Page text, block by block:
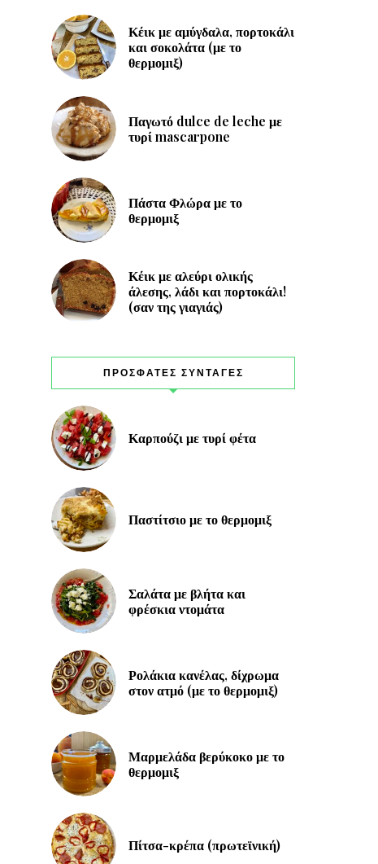
Κέικ με αμύγδαλα, πορτοκάλι
και σοκολάτα (με το
θερμομιξ)
Παγωτό dulce de leche με
τυρί mascarpone
Πάστα Φλώρα με το
θερμομιξ
Κέικ με αλεύρι ολικής
άλεσης, λάδι και πορτοκάλι!
(σαν της γιαγιάς)
ΠΡΟΣΦΑΤΕΣ ΣΥΝΤΑΓΕΣ
Καρπούζι με τυρί φέτα
Παστίτσιο με το θερμομιξ
Σαλάτα με βλήτα και
φρέσκια ντομάτα
Ρολάκια κανέλας, δίχρωμα
στον ατμό (με το θερμομιξ)
Μαρμελάδα βερύκοκο με το
θερμομιξ
Πίτσα-κρέπα (πρωτεϊνική)